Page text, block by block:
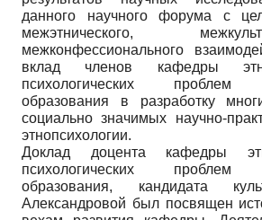
данного научного форума с
межэтнического,
межконфессионального
вклад членов кафедры
психологических проблем
образования в разработку
социально значимых научно-
этнопсихологии.
Доклад доцента кафедры
психологических проблем
образования, кандидата
Александровой был посвящен